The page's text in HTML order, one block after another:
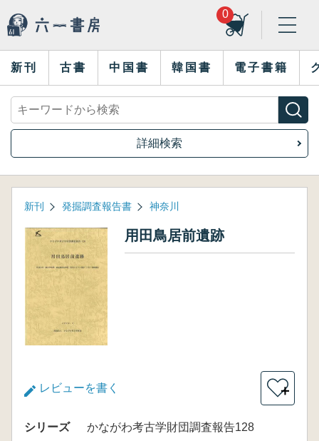
0
新刊 古書 中国書 韓国書 電子書籍
詳細検索
新刊 発掘調査報告書 神奈川
用田鳥居前遺跡
レビューを書く ＋
シリーズ
かながわ考古学財団調査報告128